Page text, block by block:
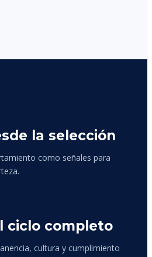
la selección
como señales para
ciclo completo
cultura y cumplimiento